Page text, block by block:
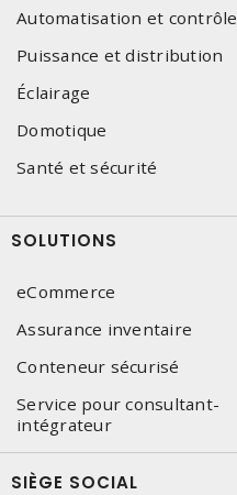
Automatisation et contrôle
Puissance et distribution
Éclairage
Domotique
Santé et sécurité
SOLUTIONS
eCommerce
Assurance inventaire
Conteneur sécurisé
Service pour consultant-
intégrateur
SIÈGE SOCIAL